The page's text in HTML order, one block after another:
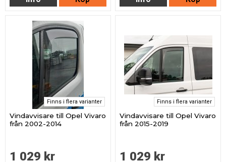
Finns i flera varianter
Vindavvisare till Opel Vivaro
från 2002-2014
1 029 kr
Finns i flera varianter
Vindavvisare till Opel Vivaro
från 2015-2019
1 029 kr